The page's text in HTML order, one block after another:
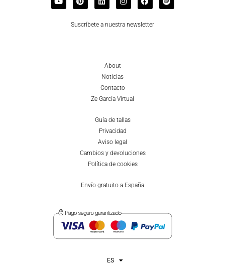
Suscríbete a nuestra newsletter
About
Noticias
Contacto
Ze García Virtual
Guía de tallas
Privacidad
Aviso legal
Cambios y devoluciones
Política de cookies
Envío gratuito a España
ES
EN